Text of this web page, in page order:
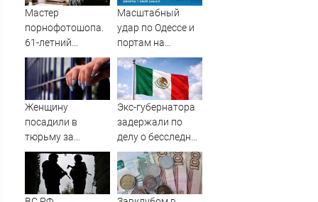
попаданий по
объектам ВСУ
Мастер
порнофотошопа.
61-летний
мужчина
смастерил
порнооткрытку и
в итоге пойдёт
Масштабный
удар по Одессе и
портам на
Украине:
Последние
новости,
подробности об
августа 2026 года
Женщину
посадили в
тюрьму за
необычное имя
сына
Экс-губернатора
задержали по
делу о бесследной
пропаже 43
студентов